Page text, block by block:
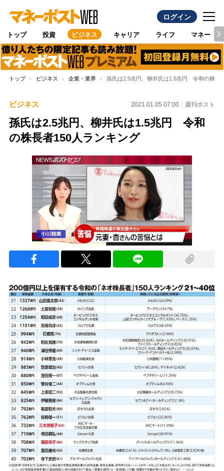
ログイン
トップ 投資 ビジネス キャリア ライフ マネー
トップ ビジネス 企業・業界 孫氏は2.5兆円、柳井氏は1.5兆円 令和の株長
ビジネス 2021.01.05 07:00 週刊ポスト
孫氏は2.5兆円、柳井氏は1.5兆円 令和
の株長者150人ランキング